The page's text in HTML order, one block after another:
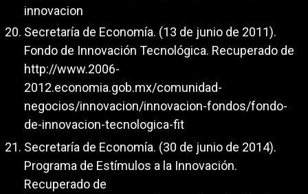
innovacion
Secretaría de Economía. (13 de junio de 2011).
Fondo de Innovación Tecnológica. Recuperado de
http://www.2006-
2012.economia.gob.mx/comunidad-
negocios/innovacion/innovacion-fondos/fondo-
de-innovacion-tecnologica-fit
Secretaría de Economía. (30 de junio de 2014).
Programa de Estímulos a la Innovación.
Recuperado de